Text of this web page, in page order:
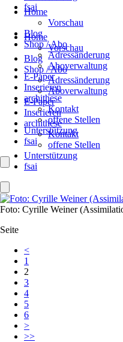
fsai
Home
Vorschau
Blog
Shop / Abo
Adressänderung
Aboverwaltung
E-Paper
Inserieren
archithese
Kontakt
offene Stellen
Unterstützung
fsai
Foto: Cyrille Weiner
Seite
<
1
2
3
4
5
6
>
>>
Home
Vorschau
Blog
Shop / Abo
Adressänderung
Aboverwaltung
E-Paper
Inserieren
archithese
Kontakt
offene Stellen
Unterstützung
fsai